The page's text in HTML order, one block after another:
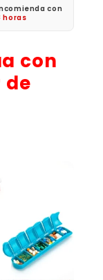
con
horas
con
de